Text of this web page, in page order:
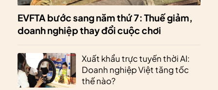
EVFTA bước sang năm thứ 7: Thuế giảm,
doanh nghiệp thay đổi cuộc chơi
Xuất khẩu trực tuyến thời AI:
Doanh nghiệp Việt tăng tốc
thế nào?